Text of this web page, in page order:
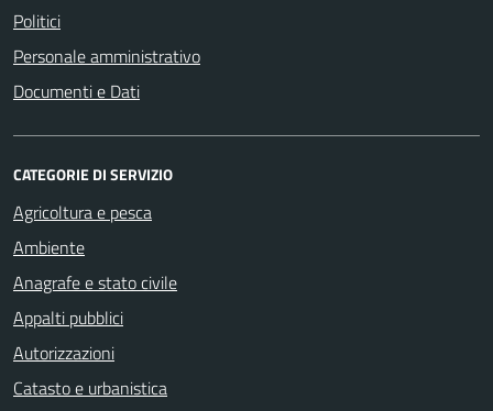
Politici
Personale amministrativo
Documenti e Dati
CATEGORIE DI SERVIZIO
Agricoltura e pesca
Ambiente
Anagrafe e stato civile
Appalti pubblici
Autorizzazioni
Catasto e urbanistica